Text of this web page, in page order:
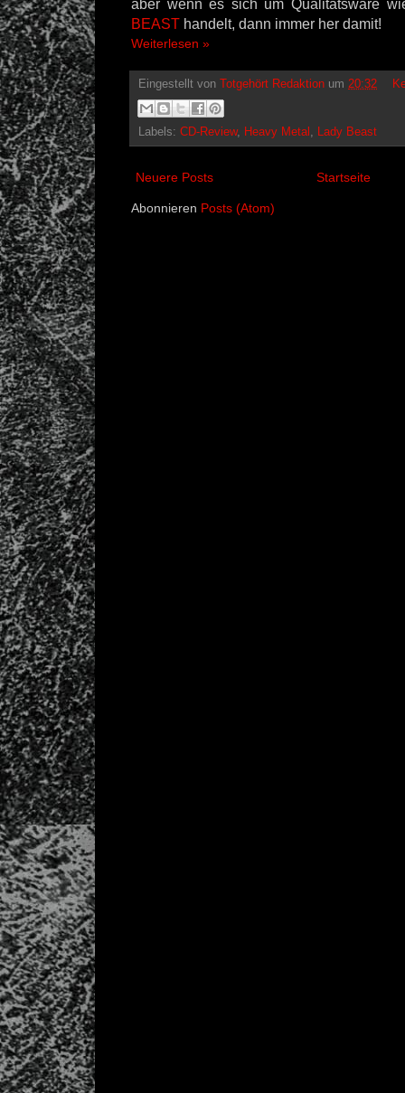
aber wenn es sich um Qualitätsware
BEAST handelt, dann immer her damit!
Weiterlesen »
Eingestellt von Totgehört Redaktion um 20:32
Labels: CD-Review, Heavy Metal Lady Beast
Neuere Posts Startseite
Abonnieren Posts (Atom)